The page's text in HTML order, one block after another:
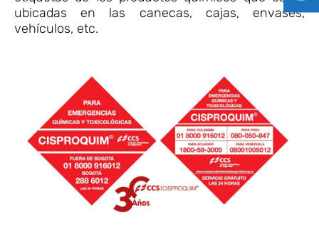
ubicadas en las canecas, cajas, envases,
vehículos, etc.